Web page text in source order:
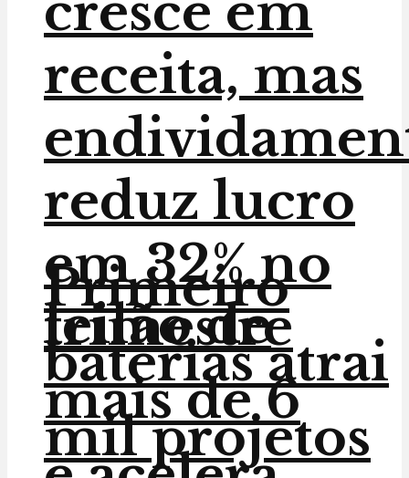
Primeiro
leilão de
baterias atrai
mais de 6
mil projetos
receita, mas
reduz lucro
em 32% no
trimestre